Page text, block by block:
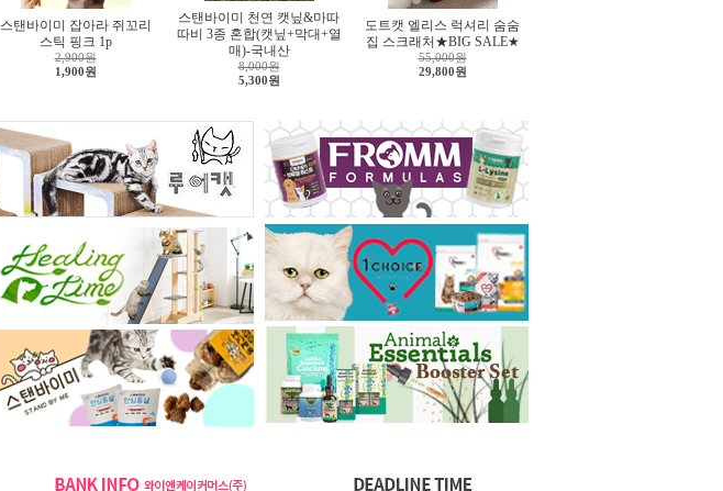
스탠바이미 잡아라 쥐꼬리
스틱 핑크 1p
2,900원
1,900원
스탠바이미 천연 캣닢&마따
따비 3종 혼합(캣닢+막대+열
매)-국내산
8,000원
5,300원
도트캣 엘리스 럭셔리 숨숨
집 스크래처★BIG SALE★
55,000원
29,800원